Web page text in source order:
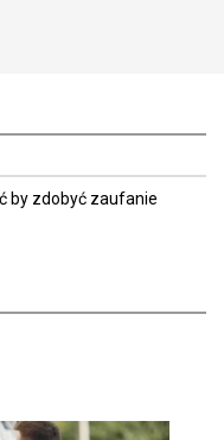
by zdobyć zaufanie